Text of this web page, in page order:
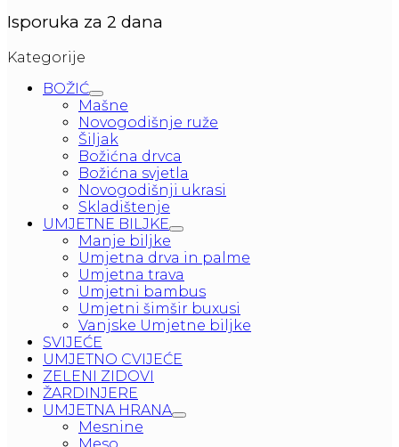
Isporuka za 2 dana
Kategorije
BOŽIĆ
Mašne
Novogodišnje ruže
Šiljak
Božićna drvca
Božićna svjetla
Novogodišnji ukrasi
Skladištenje
UMJETNE BILJKE
Manje biljke
Umjetna drva in palme
Umjetna trava
Umjetni bambus
Umjetni šimšir buxusi
Vanjske Umjetne biljke
SVIJEĆE
UMJETNO CVIJEĆE
ZELENI ZIDOVI
ŽARDINJERE
UMJETNA HRANA
Mesnine